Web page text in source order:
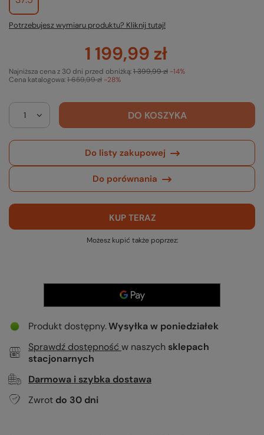
Potrzebujesz wymiaru produktu? Kliknij tutaj!
1 199,99 zł
Cena katalogowa:1 659,99 zł -28%
Najniższa cena z 30 dni przed obniżką:1 399,99 zł -14%
DO KOSZYKA
Do listy zakupowej
Do porównania
KUP TERAZ
Możesz kupić także poprzez:
Produkt dostępny Wysyłkaw poniedziałek
Sprawdź dostępność w naszych sklepach
stacjonarnych
Darmowa i szybka dostawa
Zwrot do 30 dni